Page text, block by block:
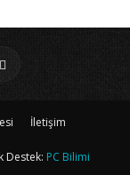
İletişim
Destek: PC Bilimi